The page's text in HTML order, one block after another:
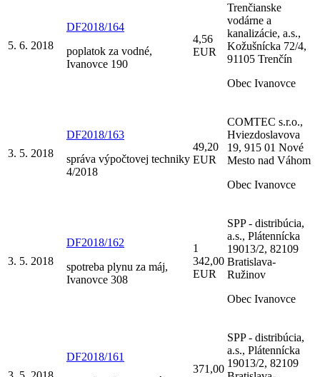
5. 6. 2018
DF2018/164
poplatok za vodné,
Ivanovce 190
4,56
EUR
Trenčianske
vodárne a
kanalizácie, a.s.,
Kožušnícka 72/4,
91105 Trenčín
Obec Ivanovce
3. 5. 2018
DF2018/163
správa výpočtovej techniky
4/2018
49,20
EUR
COMTEC s.r.o.,
Hviezdoslavova
19, 915 01 Nové
Mesto nad Váhom
Obec Ivanovce
3. 5. 2018
DF2018/162
spotreba plynu za máj,
Ivanovce 308
1
342,00
EUR
SPP - distribúcia,
a.s., Plátennícka
19013/2, 82109
Bratislava-
Ružinov
Obec Ivanovce
DF2018/161
371,00
SPP - distribúcia,
a.s., Plátennícka
19013/2, 82109